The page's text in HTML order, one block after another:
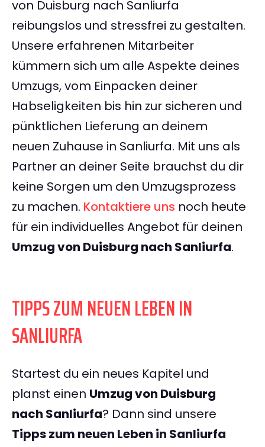
von Duisburg nach Sanliurfa
reibungslos und stressfrei zu gestalten.
Unsere erfahrenen Mitarbeiter
kümmern sich um alle Aspekte deines
Umzugs, vom Einpacken deiner
Habseligkeiten bis hin zur sicheren und
pünktlichen Lieferung an deinem
neuen Zuhause in Sanliurfa. Mit uns als
Partner an deiner Seite brauchst du dir
keine Sorgen um den Umzugsprozess
zu machen. Kontaktiere uns noch heute
für ein individuelles Angebot für deinen
Umzug von Duisburg nach Sanliurfa.
TIPPS ZUM NEUEN LEBEN IN
SANLIURFA
Startest du ein neues Kapitel und
planst einen Umzug von Duisburg
nach Sanliurfa? Dann sind unsere
Tipps zum neuen Leben in Sanliurfa